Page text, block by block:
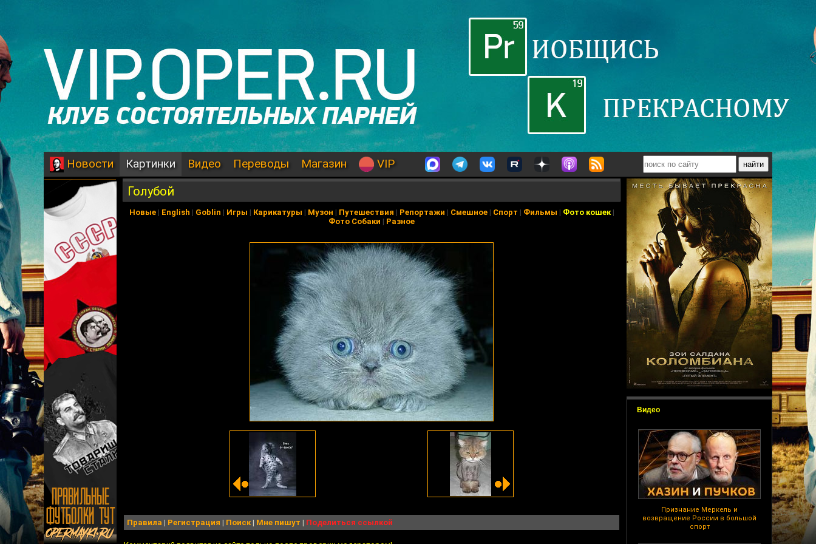
Новости Картинки Видео Переводы Магазин VIP
Видео
Признание Меркель и
возвращение России в большой
спорт
Голубой
Новые| English | Goblin | Игры | Карикатуры | Музон | Путешествия | Репортажи | Смешное| Спорт | Фильмы | Фото кошек|
Фото Собаки | Разное
Правила | Регистрация | Поиск| Мне пишут | Поделиться ссылкой